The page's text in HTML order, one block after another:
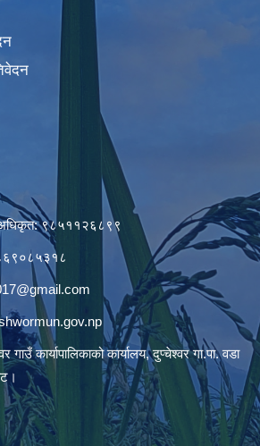
९८५११२६८९९
गाउँ कार्यापालिकाको कार्यालय, दुप्चेश्वर गा.पा. वडा